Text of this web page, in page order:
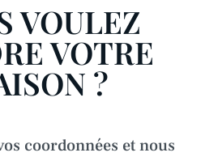
VOULEZ
VOTRE
?
coordonnées et nous